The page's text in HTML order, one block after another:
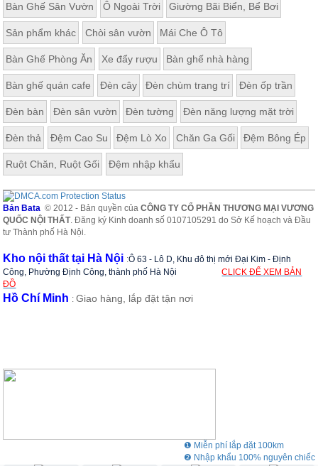
Bàn Ghế Sân Vườn Ô Ngoài Trời Giường Bãi Biển, Bể Bơi
Sản phẩm khác Chòi sân vườn Mái Che Ô Tô
Bàn Ghế Phòng Ăn Xe đẩy rượu Bàn ghế nhà hàng
Bàn ghế quán cafe Đèn cây Đèn chùm trang trí Đèn ốp trần
Đèn bàn Đèn sân vườn Đèn tường Đèn năng lượng mặt trời
Đèn thả Đệm Cao Su Đệm Lò Xo Chăn Ga Gối Đệm Bông Ép
Ruột Chăn, Ruột Gối Đệm nhập khẩu
Bản Bata © 2012 - Bản quyền củaCÔNG TY CỔ PHẦN THƯƠNG MẠI VƯƠNG
QUỐC NỘI THẤT. Đăng ký Kinh doanh số 0107105291 do Sở Kế hoạch và Đầu
tư Thành phố Hà Nội.
Kho nội thất tại Hà Nội :Ô 63 - Lô D, Khu đô thị mới Đại Kim - Định
Công, Phường Định Công, thành phố Hà Nội
CLICK ĐỂ XEM BẢN
ĐỒ
Hồ Chí Minh :Giao hàng, lắp đặt tận nơi
❶ Miễn phí lắp đặt 100km
❷ Nhập khẩu 100% nguyên chiếc